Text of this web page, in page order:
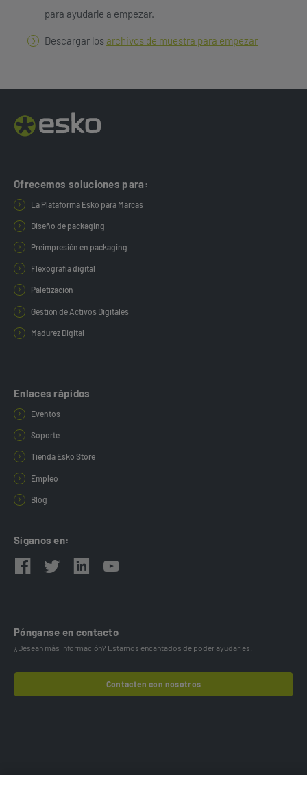
para ayudarle a empezar.
Descargar losarchivos de muestra para empezar
Ofrecemos soluciones para:
La Plataforma Esko para Marcas
Diseño de packaging
Preimpresión en packaging
Flexografía digital
Paletización
Gestión de Activos Digitales
Madurez Digital
Enlaces rápidos
Eventos
Soporte
Tienda Esko Store
Empleo
Blog
Síganos en:
Pónganse en contacto
¿Desean más información? Estamos encantados de poder ayudarles.
Contacten con nosotros